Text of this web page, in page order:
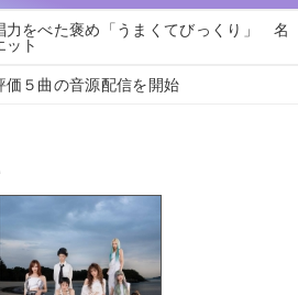
力をべた褒め「うまくてびっくり」 名
ト
価５曲の音源配信を開始